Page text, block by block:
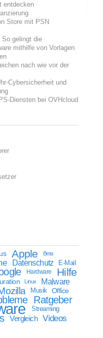
entdecken
Store mit PSN
So gelingt die
mithilfe von Vorlagen
nach wie vor der
Cybersicherheit und
Diensten bei OVHcloud
Apple
Beta
Datenschutz E-Mail
Hardware Hilfe
Linux Malware
Musik Office
Ratgeber
Streaming
Vergleich Videos